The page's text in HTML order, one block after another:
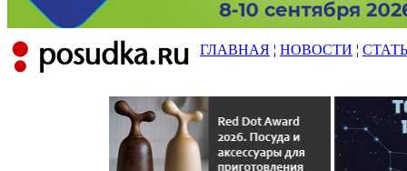
ГЛАВНАЯ ¦ НОВОСТИ ¦